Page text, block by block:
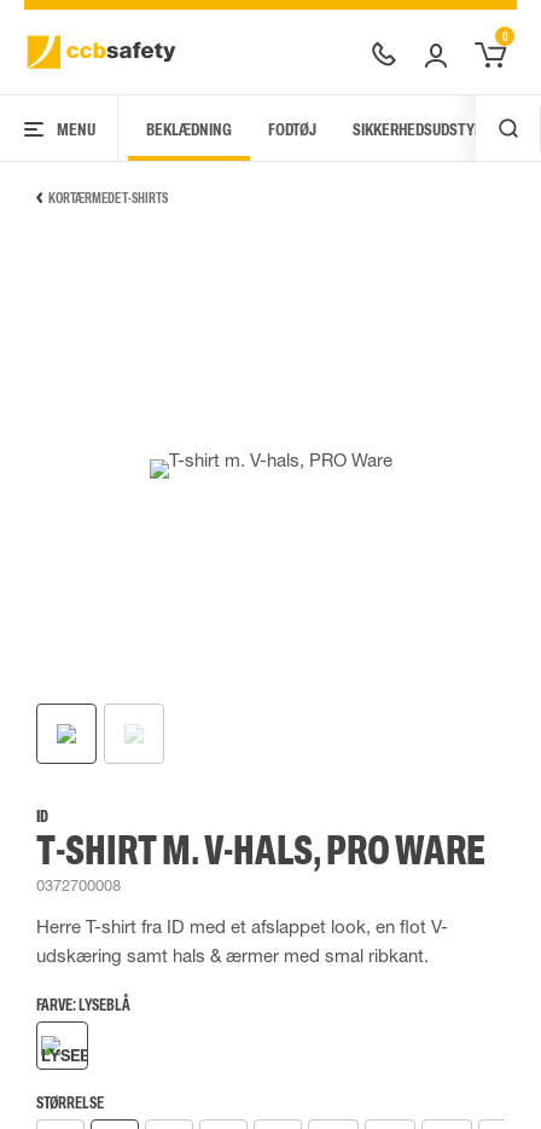
0
MENU BEKLÆDNING FODTØJ SIKKERHEDSUDSTYR
KORTÆRMEDE T-SHIRTS
ID
T-SHIRT M. V-HALS, PRO WARE
0372700008
Herre T-shirt fra ID med et afslappet look, en flot V-
udskæring samt hals & ærmer med smal ribkant.
FARVE: LYSEBLÅ
STØRRELSE